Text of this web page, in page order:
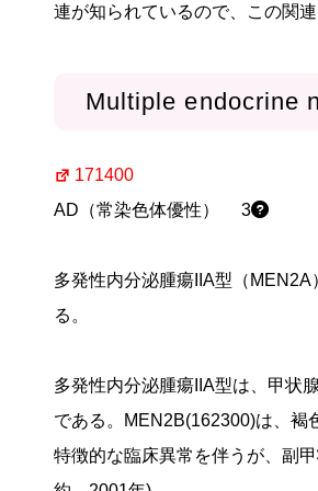
連が知られているので、この関
Multiple endocrine
171400
AD（常染色体優性） 3
多発性内分泌腫瘍IIA型（
る。
多発性内分泌腫瘍IIA型は、甲状
である。MEN2B(162300)は、褐
特徴的な臨床異常を伴うが、副